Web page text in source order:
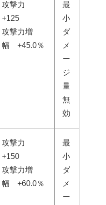
攻撃力
+125
攻撃力増
幅 +45.0％
最
小
ダ
メ
ー
ジ
量
無
効
攻撃力
+150
攻撃力増
幅 +60.0％
最
小
ダ
メ
ー